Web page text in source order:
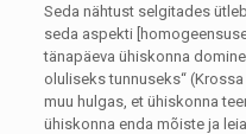
Seda nähtust selgitades
seda aspekti
tänapäeva ühiskonna
oluliseks tunnuseks“
muu hulgas, et ühiskonna
ühiskonna enda mõiste ja